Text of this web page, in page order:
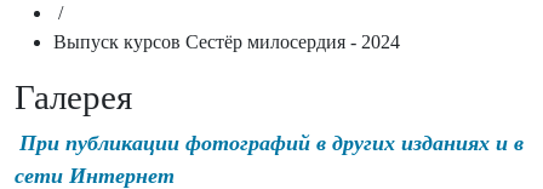
/
Выпуск курсов Сестёр милосердия - 2024
Галерея
При публикации фотографий в других изданиях и в
сети Интернет